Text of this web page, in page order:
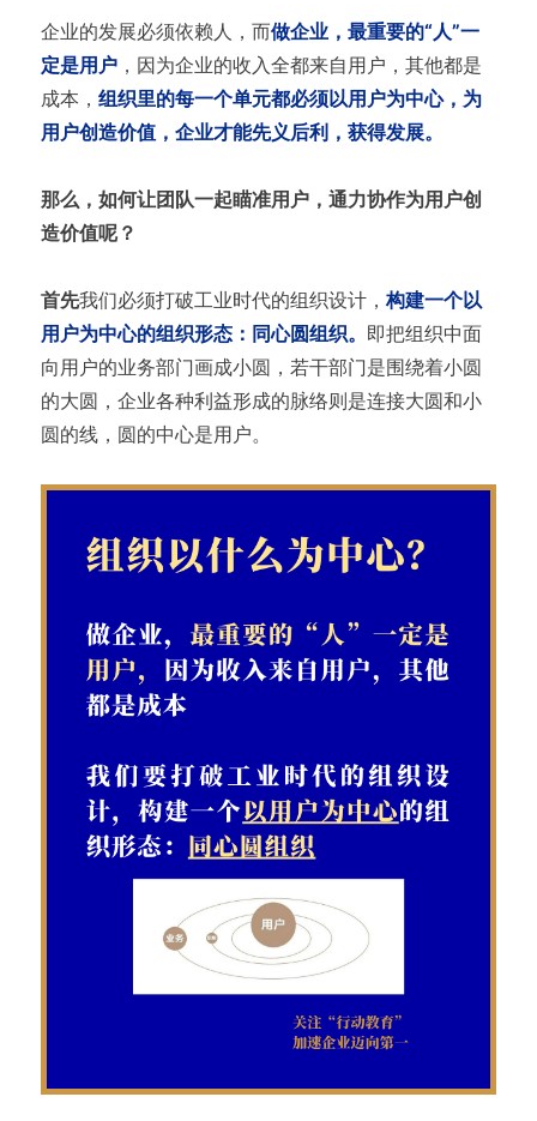
企业的发展必须依赖人，而做企业，最重要的“人”一
定是用户，因为企业的收入全都来自用户，其他都是
成本， 组织里的每一个单元都必须以用户为中心，为
用户创造价值，企业才能先义后利，获得发展。
那么，如何让团队一起瞄准用户，通力协作为用户创
造价值呢？
首先我们必须打破工业时代的组织设计，构建一个以
用户为中心的组织形态：同心圆组织。 即把组织中面
向用户的业务部门画成小圆，若干部门是围绕着小圆
的大圆，企业各种利益形成的脉络则是连接大圆和小
圆的线，圆的中心是用户。